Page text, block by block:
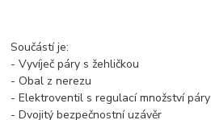
Součástí je:
- Vyvíječ páry s žehličkou
- Obal z nerezu
- Elektroventil s regulací množství páry
- Dvojitý bezpečnostní uzávěr